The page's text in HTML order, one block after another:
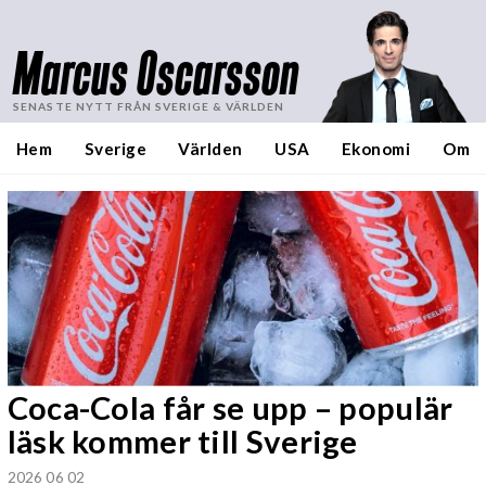
Marcus Oscarsson
SENASTE NYTT FRÅN SVERIGE & VÄRLDEN
Hem Sverige Världen USA Ekonomi Om
Coca-Cola får se upp – populär
läsk kommer till Sverige
2026 06 02